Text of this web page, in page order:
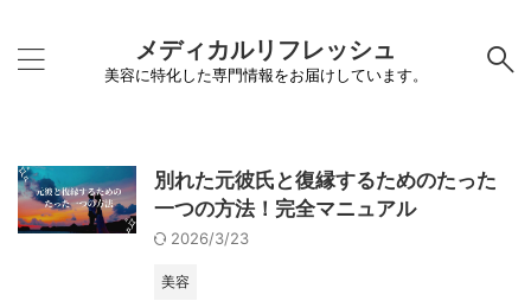
メディカルリフレッシュ
美容に特化した専門情報をお届けしています。
別れた元彼氏と復縁するためのたった
一つの方法！完全マニュアル
2026/3/23
美容